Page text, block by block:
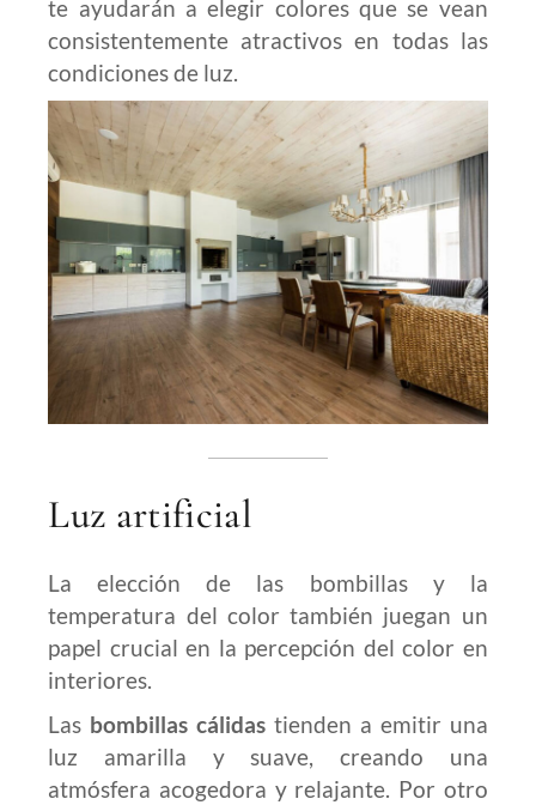
te ayudarán a elegir colores que se vean
consistentemente atractivos en todas las
condiciones de luz.
Luz artificial
La elección de las bombillas y la
temperatura del color también juegan un
papel crucial en la percepción del color en
interiores.
Las bombillas cálidas tienden a emitir una
luz amarilla y suave, creando una
atmósfera acogedora y relajante. Por otro